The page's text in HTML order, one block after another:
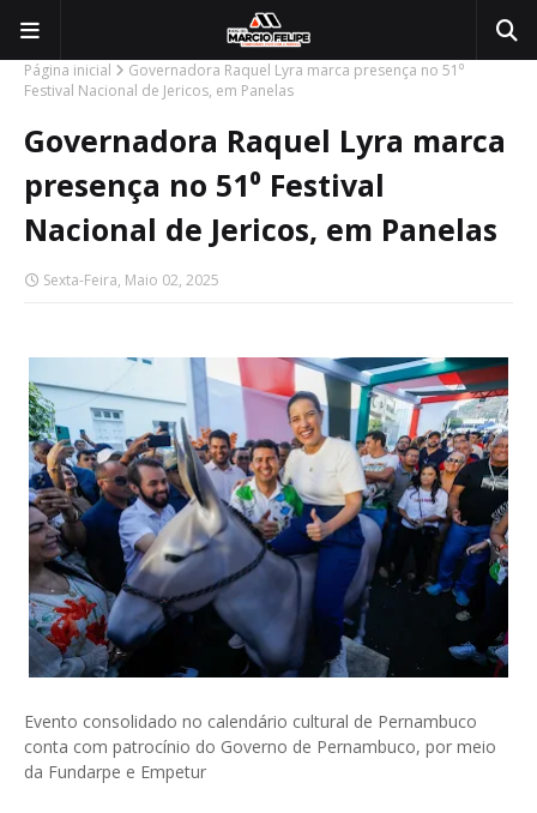
Página inicial
Governadora Raquel Lyra marca presença no 51⁰
Festival Nacional de Jericos, em Panelas
Governadora Raquel Lyra marca
presença no 51⁰ Festival
Nacional de Jericos, em Panelas
Sexta-Feira, Maio 02, 2025
Evento consolidado no calendário cultural de Pernambuco
conta com patrocínio do Governo de Pernambuco, por meio
da Fundarpe e Empetur